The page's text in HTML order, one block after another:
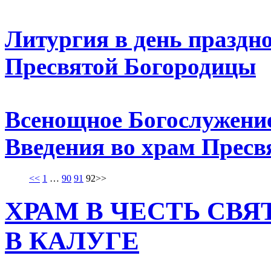
Литургия в день
Пресвятой Богородицы
Всенощное
Введения во храм
<< 1 … 90 91 92>>
ХРАМ В ЧЕСТЬ
В КАЛУГЕ